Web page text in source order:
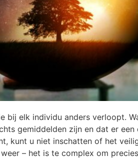
bij elk individu anders verloopt.
gemiddelden zijn en dat er
kunt u niet inschatten of het
– het is te complex om